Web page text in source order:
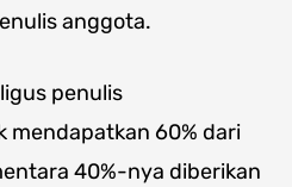
anggota.
penulis
mendapatkan 60% dari
40%-nya diberikan